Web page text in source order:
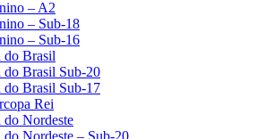
– A2
– Sub-18
– Sub-16
do Brasil
do Brasil Sub-20
do Brasil Sub-17
Rei
do Nordeste
do Nordeste – Sub-20